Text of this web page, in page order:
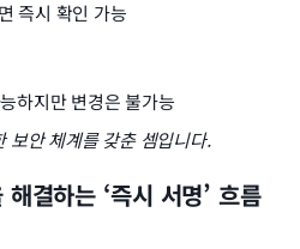
즉시 확인 가능
하지만 변경은 불가능
보안 체계를 갖춘 셈입니다.
결하는 ‘즉시 서명’ 흐름